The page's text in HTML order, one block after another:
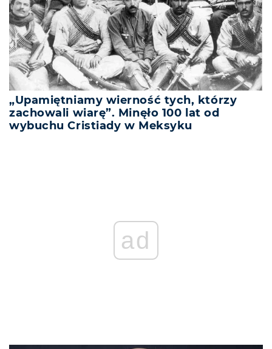
„Upamiętniamy wierność tych, którzy
zachowali wiarę”. Minęło 100 lat od
wybuchu Cristiady w Meksyku
ad